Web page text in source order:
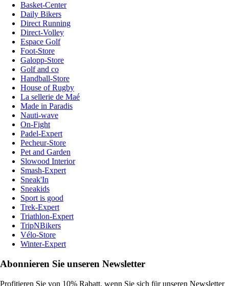
Basket-Center
Daily Bikers
Direct Running
Direct-Volley
Espace Golf
Foot-Store
Galopp-Store
Golf and co
Handball-Store
House of Rugby
La sellerie de Maé
Made in Paradis
Nauti-wave
On-Fight
Padel-Expert
Pecheur-Store
Pet and Garden
Slowood Interior
Smash-Expert
Sneak'In
Sneakids
Sport is good
Trek-Expert
Triathlon-Expert
TripNBikers
Vélo-Store
Winter-Expert
Abonnieren Sie unseren Newsletter
Profitieren Sie von 10% Rabatt, wenn Sie sich für unseren Newsletter